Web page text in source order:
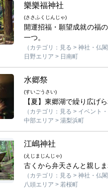
樂樂福神社
(ささふくじんじゃ)
開運招福・願望成就の福
一つ。
（カテゴリ：見る > 神社・仏閣
日野エリア > 日南町
水郷祭
(すいごうさい)
【夏】東郷湖で繰り広げ
（カテゴリ：見る > イベント
中部エリア > 湯梨浜町
江嶋神社
(えじまじんじゃ)
古くから弁天さんと親し
（カテゴリ：見る > 神社・仏閣
八頭エリア > 若桜町